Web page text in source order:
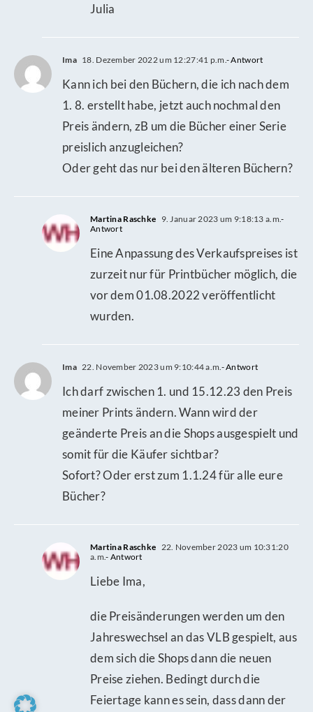
Julia
Ima 18. Dezember 2022 um 12:27:41 p.m. - Antwort
Kann ich bei den Büchern, die ich nach dem
1. 8. erstellt habe, jetzt auch nochmal den
Preis ändern, zB um die Bücher einer Serie
preislich anzugleichen?
Oder geht das nur bei den älteren Büchern?
Martina Raschke 9. Januar 2023 um 9:18:13 a.m.-
Antwort
Eine Anpassung des Verkaufspreises ist
zurzeit nur für Printbücher möglich, die
vor dem 01.08.2022 veröffentlicht
wurden.
Ima 22. November 2023 um 9:10:44 a.m. - Antwort
Ich darf zwischen 1. und 15.12.23 den Preis
meiner Prints ändern. Wann wird der
geänderte Preis an die Shops ausgespielt und
somit für die Käufer sichtbar?
Sofort? Oder erst zum 1.1.24 für alle eure
Bücher?
Martina Raschke 22. November 2023 um 10:31:20
a.m.- Antwort
Liebe Ima,
die Preisänderungen werden um den
Jahreswechsel an das VLB gespielt, aus
dem sich die Shops dann die neuen
Preise ziehen. Bedingt durch die
Feiertage kann es sein, dass dann der